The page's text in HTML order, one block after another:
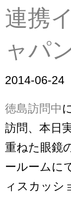
連携
ャパ
2014-06-24
徳島訪問中
訪問、本日
重ねた眼鏡
ールームに
ィスカッシ